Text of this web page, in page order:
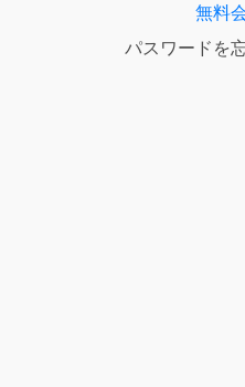
無料
パスワードを